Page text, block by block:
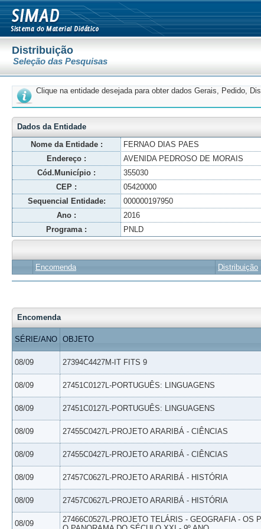
Distribuição
Seleção das Pesquisas
Clique na entidade desejada para obter dados Gerais, Pedido,
Dados da Entidade
Nome da Entidade :
FERNAO DIAS PAES
Endereço :
AVENIDA PEDROSO DE MORAIS
Cód.Município :
355030
CEP :
05420000
Sequencial Entidade:
000000197950
Ano :
2016
Programa :
PNLD
Encomenda Distribuição
Encomenda
SÉRIE/ANO OBJETO
08/09 27394C4427M-IT FITS 9
08/09 27451C0127L-PORTUGUÊS: LINGUAGENS
08/09 27451C0127L-PORTUGUÊS: LINGUAGENS
08/09 27455C0427L-PROJETO ARARIBÁ - CIÊNCIAS
08/09 27455C0427L-PROJETO ARARIBÁ - CIÊNCIAS
08/09 27457C0627L-PROJETO ARARIBÁ - HISTÓRIA
08/09 27457C0627L-PROJETO ARARIBÁ - HISTÓRIA
08/09
27466C0527L-PROJETO TELÁRIS - GEOGRAFIA - OS